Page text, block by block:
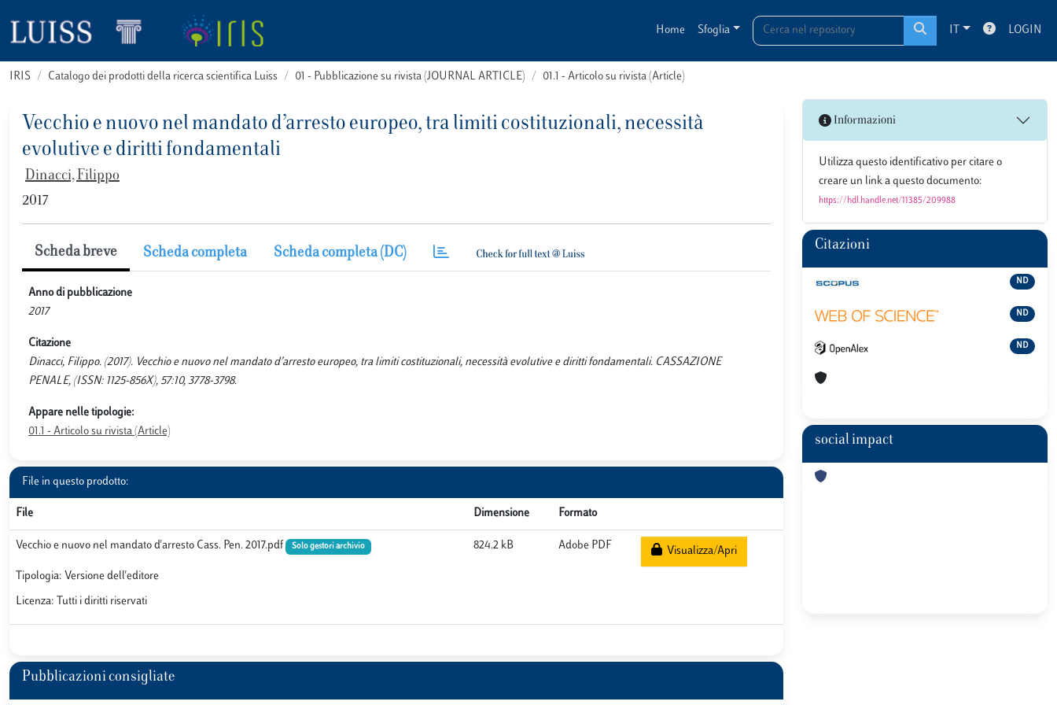
Home Sfoglia IT LOGIN
IRIS Catalogo dei prodotti della ricerca scientifica Luiss 01 - Pubblicazione su rivista (JOURNAL ARTICLE) 01.1 - Articolo su rivista (Article)
Vecchio e nuovo nel mandato d’arresto europeo, tra limiti costituzionali, necessità
evolutive e diritti fondamentali
Dinacci, Filippo
2017
Scheda breve Scheda completa Scheda completa (DC)
Anno di pubblicazione
2017
Citazione
Dinacci, Filippo. (2017). Vecchio e nuovo nel mandato d’arresto europeo, tra limiti costituzionali, necessità evolutive e diritti fondamentali. CASSAZIONE
PENALE, (ISSN: 1125-856X), 57:10, 3778-3798.
Appare nelle tipologie:
01.1 - Articolo su rivista (Article)
File in questo prodotto:
File Dimensione Formato
Vecchio e nuovo nel mandato d'arresto Cass. Pen. 2017.pdf Solo gestori archivio
Tipologia: Versione dell'editore
Licenza: Tutti i diritti riservati
824.2 kB Adobe PDF Visualizza/Apri
Pubblicazioni consigliate
Informazioni
Utilizza questo identificativo per citare o
creare un link a questo documento:
https://hdl.handle.net/11385/209988
Citazioni
ND
ND
ND
social impact